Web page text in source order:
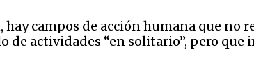
hay campos de acción humana que
de actividades “en solitario”, pero